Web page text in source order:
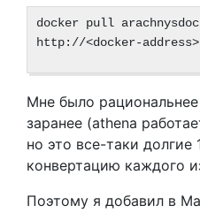
docker pull
http://<docker-
Мне было
заранее (athena
но это все-таки долгие
конвертацию каждого
Поэтому я добавил в